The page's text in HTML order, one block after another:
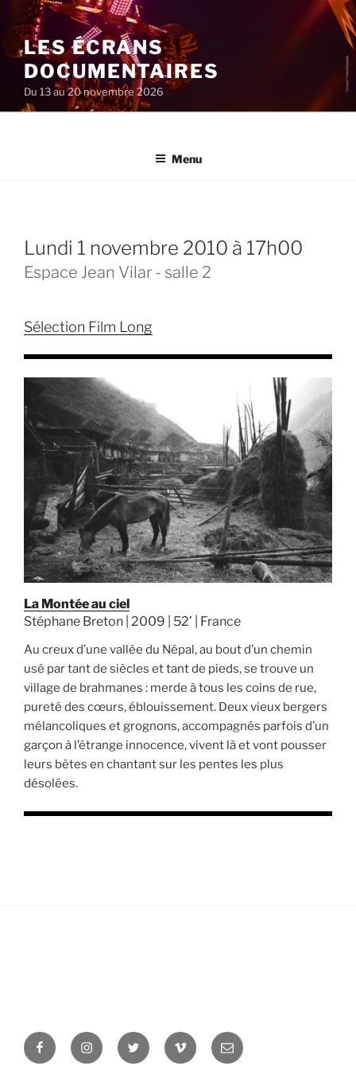
au
contenu
principal
LES ÉCRANS
DOCUMENTAIRES
Du 13 au 20 novembre 2026
Menu
lundi 1 novembre 2010 à 17h00
Espace Jean Vilar - salle 2
Sélection Film Long
La Montée au ciel
Stéphane Breton | 2009 | 52’ | France
Au creux d’une vallée du Népal, au bout d’un chemin
usé par tant de siècles et tant de pieds, se trouve un
village de brahmanes : merde à tous les coins de rue,
pureté des cœurs, éblouissement. Deux vieux bergers
mélancoliques et grognons, accompagnés parfois d’un
garçon à l’étrange innocence, vivent là et vont pousser
leurs bêtes en chantant sur les pentes les plus
désolées.
FacebookInstagramTwitter Vimeo Newsletter